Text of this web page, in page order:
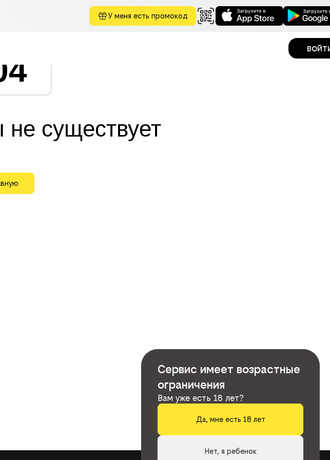
У меня есть промокод
не существует
Сервис имеет возрастные
ограничения
Вам уже есть 18 лет?
Да, мне есть 18 лет
Нет, я ребенок